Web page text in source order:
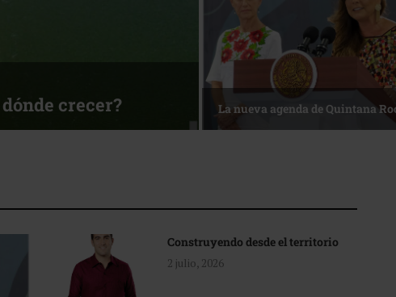
mesa Reconocimiento de viajeros
Construyendo desde el territorio
2 julio, 2026